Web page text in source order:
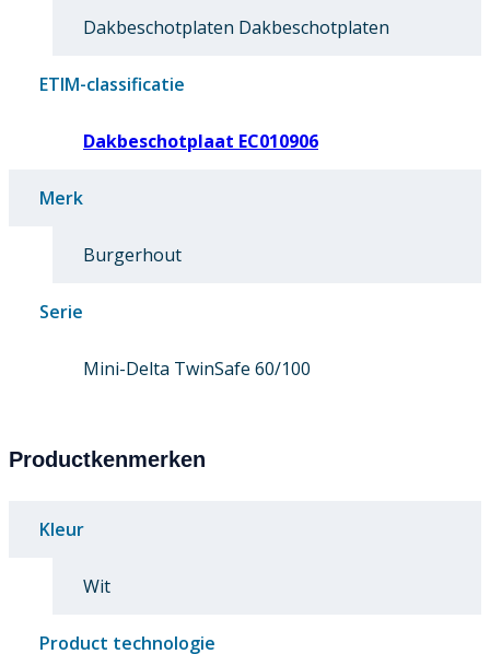
Dakbeschotplaten Dakbeschotplaten
ETIM-classificatie
Dakbeschotplaat EC010906
Merk
Burgerhout
Serie
Mini-Delta TwinSafe 60/100
Productkenmerken
Kleur
Wit
Product technologie